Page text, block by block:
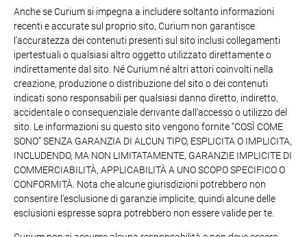
Anche se Curium si impegna a includere soltanto informazioni
recenti e accurate sul proprio sito, Curium non garantisce
l’accuratezza dei contenuti presenti sul sito inclusi collegamenti
ipertestuali o qualsiasi altro oggetto utilizzato direttamente o
indirettamente dal sito. Né Curium né altri attori coinvolti nella
creazione, produzione o distribuzione del sito o dei contenuti
indicati sono responsabili per qualsiasi danno diretto, indiretto,
accidentale o consequenziale derivante dall’accesso o utilizzo del
sito. Le informazioni su questo sito vengono fornite “COSÌ COME
SONO” SENZA GARANZIA DI ALCUN TIPO, ESPLICITA O IMPLICITA,
INCLUDENDO, MA NON LIMITATAMENTE, GARANZIE IMPLICITE DI
COMMERCIABILITÀ, APPLICABILITÀ A UNO SCOPO SPECIFICO O
CONFORMITÀ. Nota che alcune giurisdizioni potrebbero non
consentire l’esclusione di garanzie implicite, quindi alcune delle
esclusioni espresse sopra potrebbero non essere valide per te.